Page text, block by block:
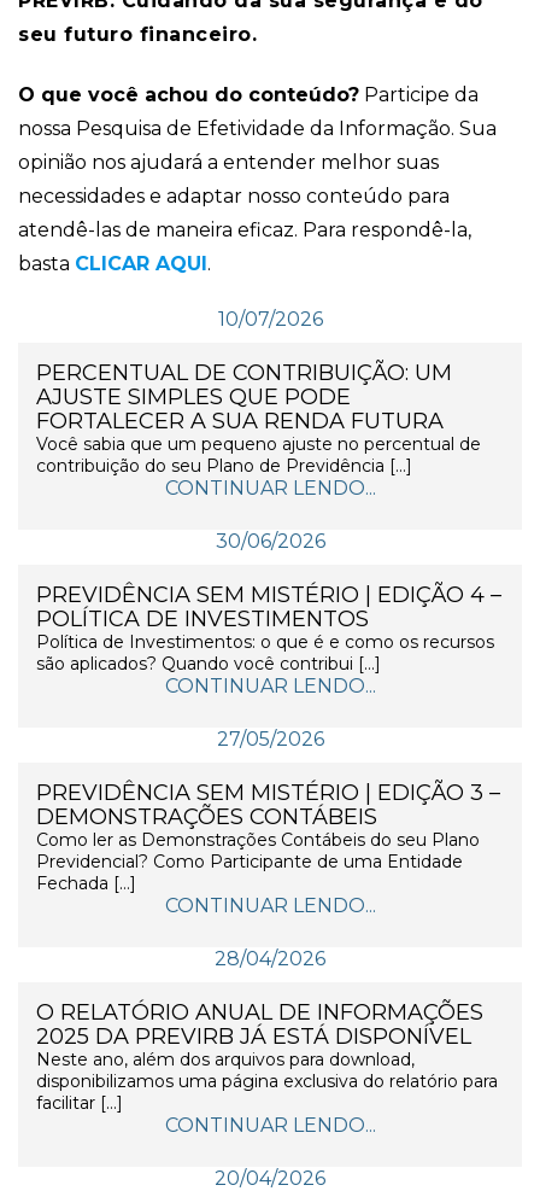
seu futuro financeiro.
O que você achou do conteúdo? Participe da
nossa Pesquisa de Efetividade da Informação. Sua
opinião nos ajudará a entender melhor suas
necessidades e adaptar nosso conteúdo para
atendê-las de maneira eficaz. Para respondê-la,
basta CLICAR AQUI.
10/07/2026
PERCENTUAL DE CONTRIBUIÇÃO: UM
AJUSTE SIMPLES QUE PODE
FORTALECER A SUA RENDA FUTURA
Você sabia que um pequeno ajuste no percentual de
contribuição do seu Plano de Previdência […]
CONTINUAR LENDO...
30/06/2026
PREVIDÊNCIA SEM MISTÉRIO | EDIÇÃO 4 –
POLÍTICA DE INVESTIMENTOS
Política de Investimentos: o que é e como os recursos
são aplicados? Quando você contribui […]
CONTINUAR LENDO...
27/05/2026
PREVIDÊNCIA SEM MISTÉRIO | EDIÇÃO 3 –
DEMONSTRAÇÕES CONTÁBEIS
Como ler as Demonstrações Contábeis do seu Plano
Previdencial? Como Participante de uma Entidade
Fechada […]
CONTINUAR LENDO...
28/04/2026
O RELATÓRIO ANUAL DE INFORMAÇÕES
2025 DA PREVIRB JÁ ESTÁ DISPONÍVEL
Neste ano, além dos arquivos para download,
disponibilizamos uma página exclusiva do relatório para
facilitar […]
CONTINUAR LENDO...
20/04/2026